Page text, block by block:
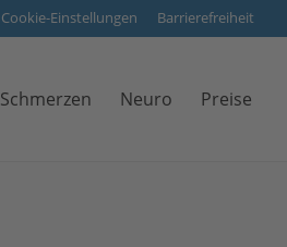
Cookie-Einstellungen Barrierefreiheit
Schmerzen Neuro Preise